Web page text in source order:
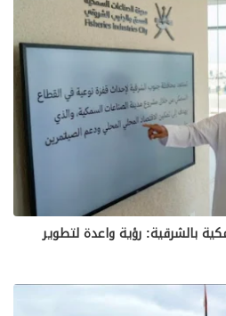
بالشرقية: رؤية واعدة لتطوير